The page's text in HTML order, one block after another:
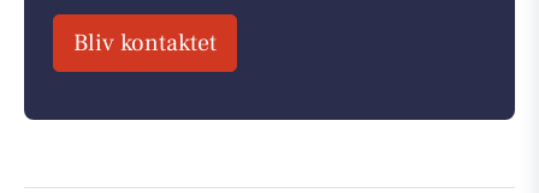
Bliv kontaktet